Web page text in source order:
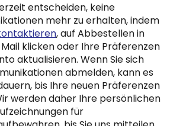
entscheiden, keine
mehr zu erhalten, indem
, auf Abbestellen in
klicken oder Ihre Präferenzen
aktualisieren. Wenn Sie sich
abmelden, kann es
bis Ihre neuen Präferenzen
werden daher Ihre persönlichen
für